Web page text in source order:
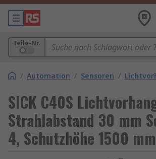
Teile-Nr.
/ Automation / Sensoren /
SICK C40S
Strahlabstand 30 mm
4, Schutzhöhe 1500 mm